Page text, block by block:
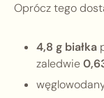
Oprócz tego
4,8 g białka
zaledwie